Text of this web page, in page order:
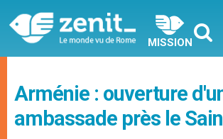
MISSION
Arménie : ouverture
ambassade près le